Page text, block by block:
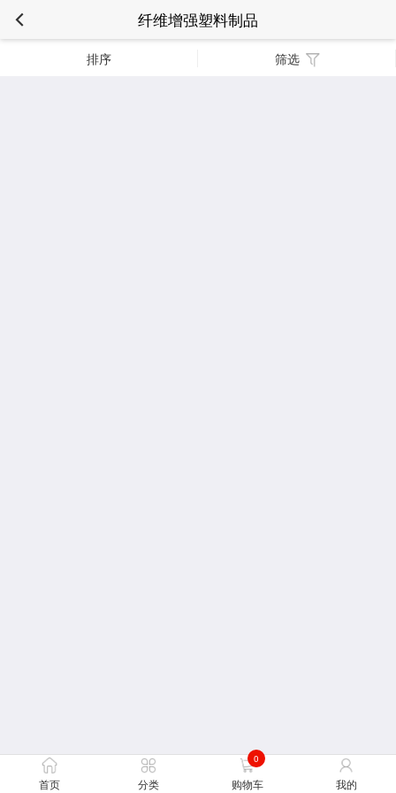
纤维增强塑料制品
排序 筛选
首页 分类
0
购物车 我的